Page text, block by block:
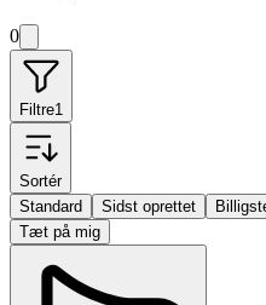
0
Filtre1
Sortér
Standard
Sidst oprettet
Tæt på mig